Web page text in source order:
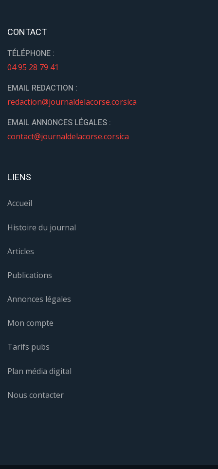
CONTACT
TÉLÉPHONE :
04 95 28 79 41
EMAIL REDACTION :
redaction@journaldelacorse.corsica
EMAIL ANNONCES LÉGALES :
contact@journaldelacorse.corsica
LIENS
Accueil
Histoire du journal
Articles
Publications
Annonces légales
Mon compte
Tarifs pubs
Plan média digital
Nous contacter